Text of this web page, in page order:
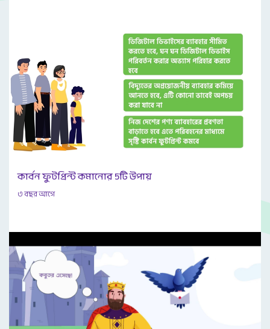
কার্বন ফুটপ্রিন্ট কমানোর 5টি উপায়
৩ বছর আগে